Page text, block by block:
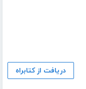
دریافت از کتابراه